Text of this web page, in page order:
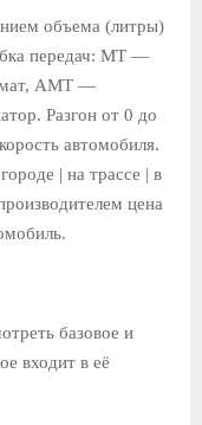
объема (литры)
передач: MT —
AMT —
Разгон от 0 до
автомобиля.
| на трассе | в
цена
базовое и
входит в её